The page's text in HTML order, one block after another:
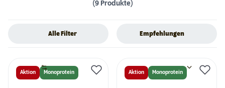
(9 Produkte)
Alle Filter Empfehlungen
Aktion Monoprotein Aktion Monoprotein